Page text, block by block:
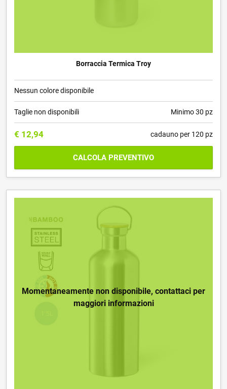
Borraccia Termica Troy
Nessun colore disponibile
Taglie non disponibili Minimo 30 pz
€ 12,94 cadauno per 120 pz
CALCOLA PREVENTIVO
Momentaneamente non disponibile, contattaci per
maggiori informazioni